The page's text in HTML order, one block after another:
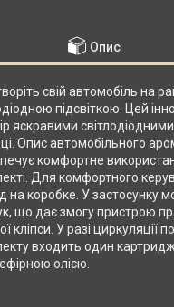
Опис
свій автомобіль на
підсвіткою. Цей
яскравими
Опис автомобільного
комфортне
Для комфортного
на коробке. У застосунку
що дає змогу пристрою
кліпси. У разі
входить один
олією.